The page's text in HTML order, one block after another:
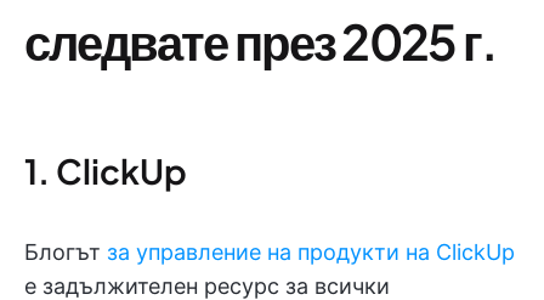
следвате през 2025 г.
1. ClickUp
Блогът за управление на продукти на ClickUp
е задължителен ресурс за всички